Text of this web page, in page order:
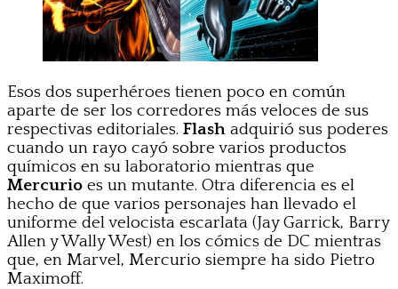
Esos dos superhéroes tienen poco en común
aparte de ser los corredores más veloces de sus
respectivas editoriales. Flash adquirió sus poderes
cuando un rayo cayó sobre varios productos
químicos en su laboratorio mientras que
Mercurio es un mutante. Otra diferencia es el
hecho de que varios personajes han llevado el
uniforme del velocista escarlata (Jay Garrick, Barry
Allen y Wally West) en los cómics de DC mientras
que, en Marvel, Mercurio siempre ha sido Pietro
Maximoff.